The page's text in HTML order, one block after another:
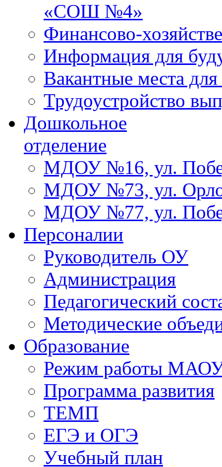
«СОШ №4»
Финансово-
Информация для
Вакантные места
Трудоустройство
Дошкольное
отделение
МДОУ №16, ул.
МДОУ №73, ул.
МДОУ №77, ул.
Персоналии
Руководитель ОУ
Администрация
Педагогический
Методические
Образование
Режим работы
Программа развития
ТЕМП
ЕГЭ и ОГЭ
Учебный план